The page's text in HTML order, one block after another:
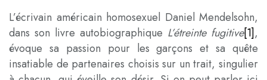
L’écrivain américain homosexuel Daniel Mendelsohn,
dans son livre autobiographique L’étreinte fugitive[1],
évoque sa passion pour les garçons et sa quête
insatiable de partenaires choisis sur un trait, singulier